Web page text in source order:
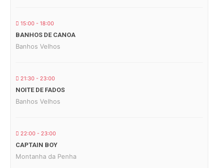
15:00 - 18:00
BANHOS DE CANOA
Banhos Velhos
21:30 - 23:00
NOITE DE FADOS
Banhos Velhos
22:00 - 23:00
CAPTAIN BOY
Montanha da Penha